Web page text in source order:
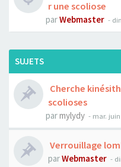
r une scoliose
parWebmaster -
SUJETS
Cherche
scolioses
parmylydy - mar. juin
Verrouillage
parWebmaster -